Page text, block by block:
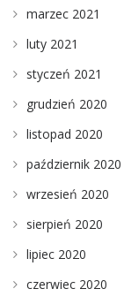
marzec 2021
luty 2021
styczeń 2021
grudzień 2020
listopad 2020
październik 2020
wrzesień 2020
sierpień 2020
lipiec 2020
czerwiec 2020